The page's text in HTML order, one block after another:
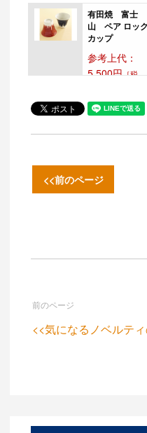
★約1週間の短
期で納品対応可
(1000個ま
で)★<...
有田焼 富士
山 ペア ロック
カップ
参考上代：
5,500円［税
商品概要
田焼」のロック
<<前のページ
前のページ
<<気になるノベルテ